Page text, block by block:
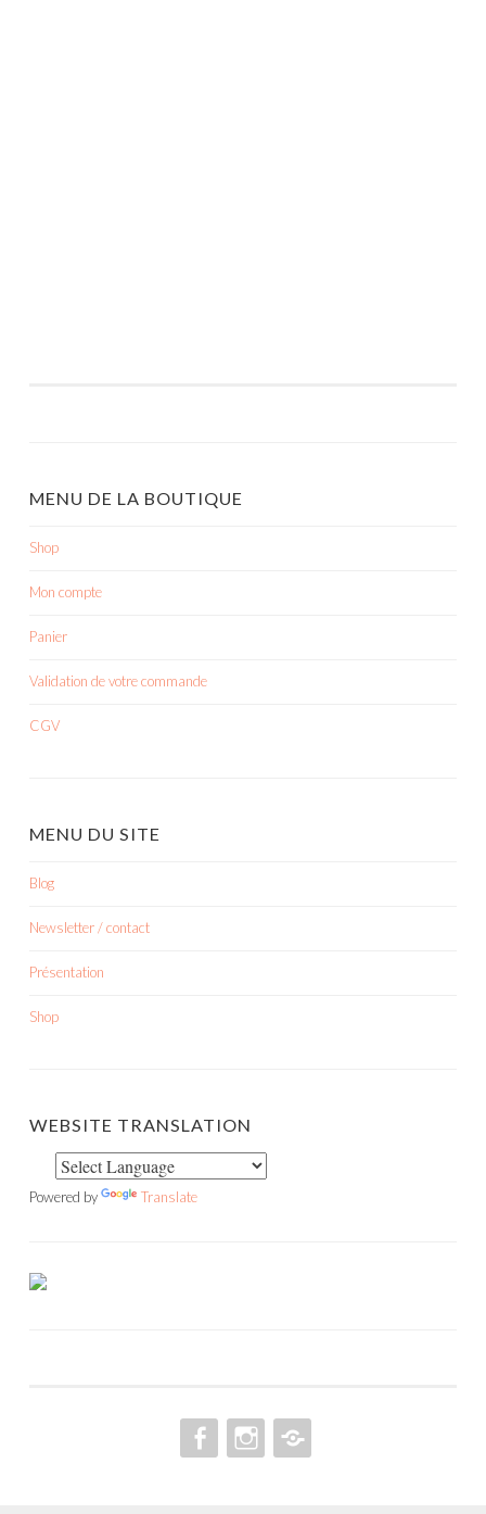
MENU DE LA BOUTIQUE
Shop
Mon compte
Panier
Validation de votre commande
CGV
MENU DU SITE
Blog
Newsletter / contact
Présentation
Shop
WEBSITE TRANSLATION
Powered by Translate